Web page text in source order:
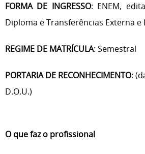
FORMA DE INGRESSO: ENEM,
Diploma e Transferências Externa e
REGIME DE MATRÍCULA: Semestral
PORTARIA DE RECONHECIMENTO:
D.O.U.)
O que faz o profissional